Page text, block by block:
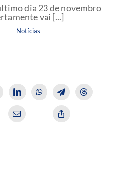
dia 23 de novembro
vai [...]
Notícias